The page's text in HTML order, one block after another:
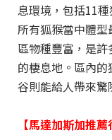
息環境，包括11
所有狐猴當中體
區物種豐富，是
的棲息地。區內
谷則能給人帶來驚
【馬達加斯加推薦